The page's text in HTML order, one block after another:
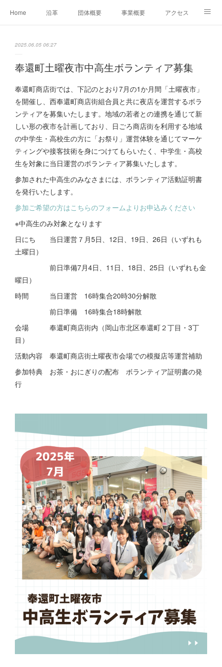
Home 沿革 団体概要 事業概要 アクセス
2025.06.05 06:27
奉還町土曜夜市中高生ボランティア募集
奉還町商店街では、下記のとおり7月の1か月間「土曜夜市」
を開催し、西奉還町商店街組合員と共に夜店を運営するボラ
ンティアを募集いたします。地域の若者との連携を通じて新
しい形の夜市を計画しており、日ごろ商店街を利用する地域
の中学生・高校生の方に「お祭り」運営体験を通じてマーケ
ティングや接客技術を身につけてもらいたく、中学生・高校
生を対象に当日運営のボランティア募集いたします。
参加された中高生のみなさまには、ボランティア活動証明書
を発行いたします。
参加ご希望の方はこちらのフォームよりお申込みください
※中高生のみ対象となります
日にち 当日運営７月5日、12日、19日、26日（いずれも
土曜日）
前日準備7月4日、11日、18日、25日（いずれも金
曜日）
時間 当日運営 16時集合20時30分解散
前日準備 16時集合18時解散
会場 奉還町商店街内（岡山市北区奉還町２丁目・3丁
目）
活動内容 奉還町商店街土曜夜市会場での模擬店等運営補助
参加特典 お茶・おにぎりの配布 ボランティア証明書の発
行